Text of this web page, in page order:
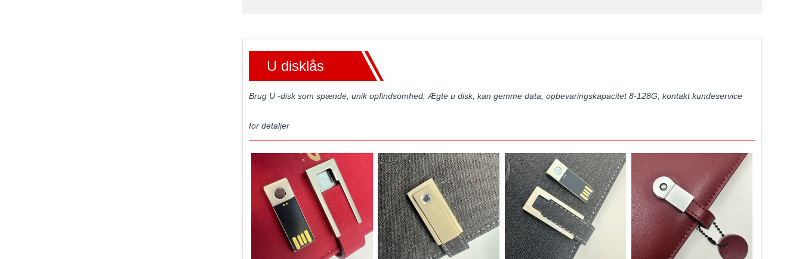
U disklås
Brug U -disk som spænde, unik opfindsomhed; Ægte u disk, kan gemme data, opbevaringskapacitet 8-128G, kontakt kundeservice
for detaljer